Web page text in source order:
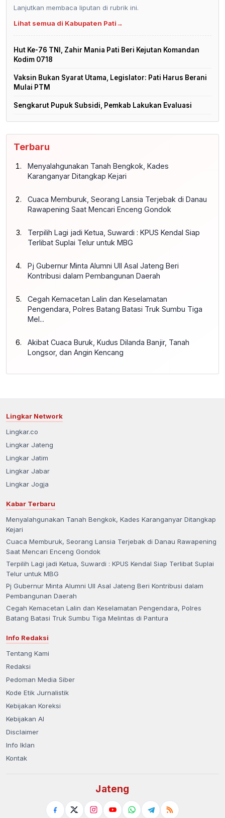
Lanjutkan membaca liputan di rubrik ini.
Lihat semua di Kabupaten Pati→
Hut Ke-76 TNI, Zahir Mania Pati Beri Kejutan Komandan
Kodim 0718
Vaksin Bukan Syarat Utama, Legislator: Pati Harus Berani
Mulai PTM
Sengkarut Pupuk Subsidi, Pemkab Lakukan Evaluasi
Terbaru
Menyalahgunakan Tanah Bengkok, Kades
Karanganyar Ditangkap Kejari
Cuaca Memburuk, Seorang Lansia Terjebak di Danau
Rawapening Saat Mencari Enceng Gondok
Terpilih Lagi jadi Ketua, Suwardi : KPUS Kendal Siap
Terlibat Suplai Telur untuk MBG
Pj Gubernur Minta Alumni UII Asal Jateng Beri
Kontribusi dalam Pembangunan Daerah
Cegah Kemacetan Lalin dan Keselamatan
Pengendara, Polres Batang Batasi Truk Sumbu Tiga
Mel...
Akibat Cuaca Buruk, Kudus Dilanda Banjir, Tanah
Longsor, dan Angin Kencang
Lingkar Network
Lingkar.co
Lingkar Jateng
Lingkar Jatim
Lingkar Jabar
Lingkar Jogja
Kabar Terbaru
Menyalahgunakan Tanah Bengkok, Kades Karanganyar Ditangkap
Kejari
Cuaca Memburuk, Seorang Lansia Terjebak di Danau Rawapening
Saat Mencari Enceng Gondok
Terpilih Lagi jadi Ketua, Suwardi : KPUS Kendal Siap Terlibat Suplai
Telur untuk MBG
Pj Gubernur Minta Alumni UII Asal Jateng Beri Kontribusi dalam
Pembangunan Daerah
Cegah Kemacetan Lalin dan Keselamatan Pengendara, Polres
Batang Batasi Truk Sumbu Tiga Melintas di Pantura
Info Redaksi
Tentang Kami
Redaksi
Pedoman Media Siber
Kode Etik Jurnalistik
Kebijakan Koreksi
Kebijakan AI
Disclaimer
Info Iklan
Kontak
Jateng